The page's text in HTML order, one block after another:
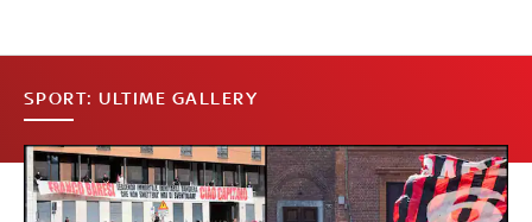
SPORT: ULTIME GALLERY